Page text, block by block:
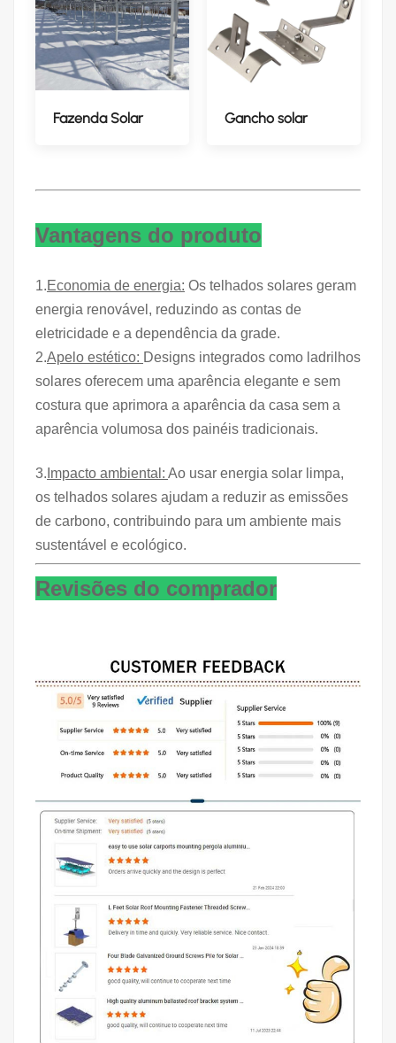
Fazenda Solar Gancho solar
Vantagens do produto
1.Economia de energia: Os telhados solares geram
energia renovável, reduzindo as contas de
eletricidade e a dependência da grade.
2.Apelo estético: Designs integrados como ladrilhos
solares oferecem uma aparência elegante e sem
costura que aprimora a aparência da casa sem a
aparência volumosa dos painéis tradicionais.
3. Impacto ambiental: Ao usar energia solar limpa,
os telhados solares ajudam a reduzir as emissões
de carbono, contribuindo para um ambiente mais
sustentável e ecológico.
Revisões do comprador